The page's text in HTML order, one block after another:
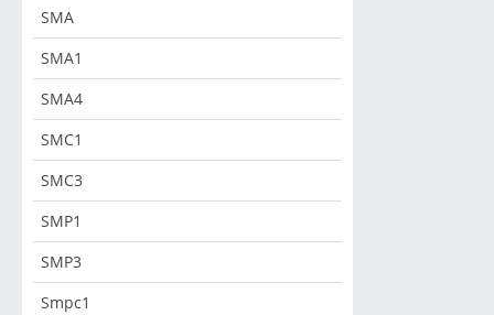
SMA
SMA1
SMA4
SMC1
SMC3
SMP1
SMP3
Smpc1